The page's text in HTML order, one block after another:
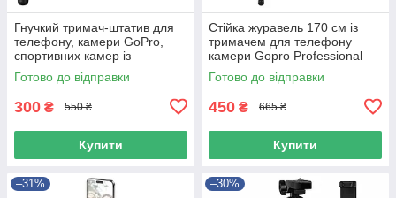
Гнучкий тримач-штатив для
телефону, камери GoPro,
спортивних камер із
кріпленням 1/4" HOCO H101
Чорний
Готово до відправки
300 ₴ 550 ₴
Купити
Стійка журавель 170 см із
тримачем для телефону
камери Gopro Professional
Чорний 40987
Готово до відправки
450 ₴ 665 ₴
Купити
–31% –30%